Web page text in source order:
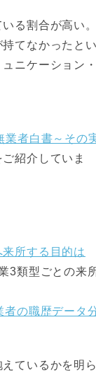
る割合が高い。
てなかったとい
ニケーション・
業者白書～その
紹介していま
所する目的は
3類型ごとの来
者の職歴データ
ているかを明ら